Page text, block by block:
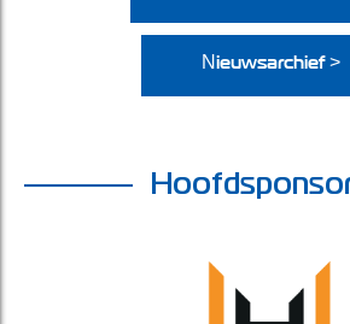
Nieuwsarchief >